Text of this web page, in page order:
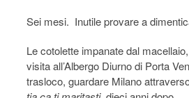
Sei mesi. Inutile provare a
Le cotolette impanate dal
visita all’Albergo Diurno di Porta
trasloco, guardare Milano